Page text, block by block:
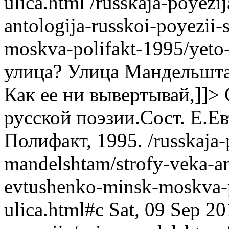
antologija-russkoi-poyezii-
moskva-polifakt-1995/
улица? Улица
Как ее ни вывертывай,]]>
русской поэзии.Сост.
Полифакт, 1995. /
mandelshtam/strofy-veka-
evtushenko-minsk-
ulica.html#c Sat, 09 Sep